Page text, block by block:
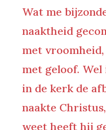
Wat me
naaktheid
met
met geloof.
in de kerk de
naakte
weet heeft hij